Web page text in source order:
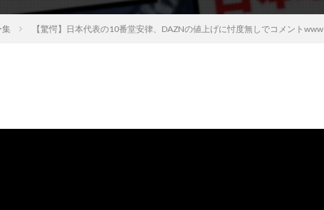
集 【驚愕】日本代表の10番堂安律、DAZNの値上げに忖度無しでコメントwww